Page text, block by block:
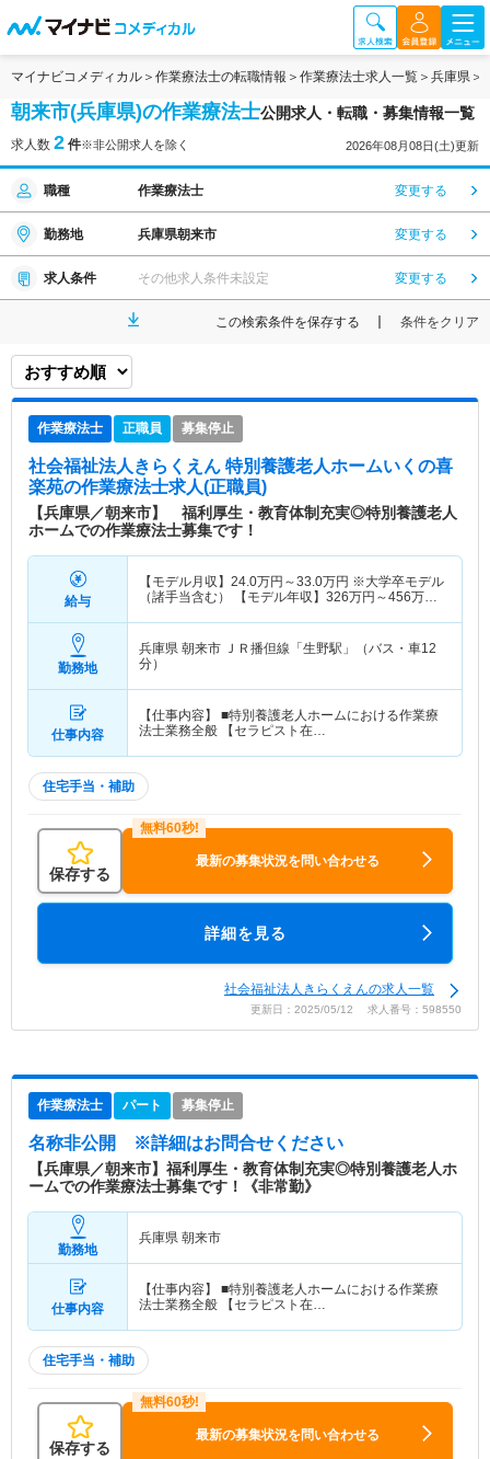
マイナビコメディカル 作業療法士の転職情報 作業療法士求人一覧 兵庫県
朝来市(兵庫県)の作業療法士公開求人・転職・募集情報一覧
求人数 2 件※非公開求人を除く 2026年08月08日(土)更新
職種 作業療法士 変更する
勤務地 兵庫県朝来市 変更する
求人条件 その他求人条件未設定 変更する
この検索条件を保存する 条件をクリア
作業療法士 正職員 募集停止
社会福祉法人きらくえん 特別養護老人ホームいくの喜
楽苑の作業療法士求人(正職員)
【兵庫県／朝来市】 福利厚生・教育体制充実◎特別養護老人
ホームでの作業療法士募集です！
給与
【モデル月収】 24.0万円～33.0万円 ※大学卒モデル
（諸手当含む） 【モデル年収】 326万円～456万円
勤務地
兵庫県 朝来市 ＪＲ播但線「生野駅」（バス・車12
分）
仕事内容
【仕事内容】 ■特別養護老人ホームにおける作業療
法士業務全般 【セラピスト在…
住宅手当・補助
保存する
最新の募集状況を問い合わせる
詳細を見る
社会福祉法人きらくえんの求人一覧
更新日：2025/05/12 求人番号：598550
作業療法士 パート 募集停止
名称非公開 ※詳細はお問合せください
【兵庫県／朝来市】福利厚生・教育体制充実◎特別養護老人ホ
ームでの作業療法士募集です！《非常勤》
勤務地
兵庫県 朝来市
仕事内容
【仕事内容】 ■特別養護老人ホームにおける作業療
法士業務全般 【セラピスト在…
住宅手当・補助
保存する
最新の募集状況を問い合わせる